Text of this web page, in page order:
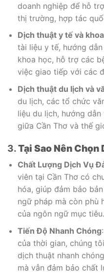
doanh nghiệp để hỗ
thị trường, hợp tác
Dịch thuật y tế và
tài liệu y tế, hướng
khoa học, hỗ trợ các
việc giao tiếp với các
Dịch thuật du lịch và
du lịch, các tổ chức
liệu du lịch, hướng
giữa Cần Thơ và thế
3.Tại Sao Nên
Chất Lượng Dịch Vụ
viên tại Cần Thơ có
hóa, giúp đảm bảo
ngữ pháp mà còn phù
của ngôn ngữ mục tiêu.
Tiến Độ Nhanh Chóng
của thời gian, chúng
dịch thuật nhanh
mà vẫn đảm bảo chất